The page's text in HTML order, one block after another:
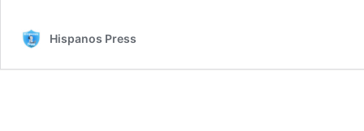
Hispanos Press